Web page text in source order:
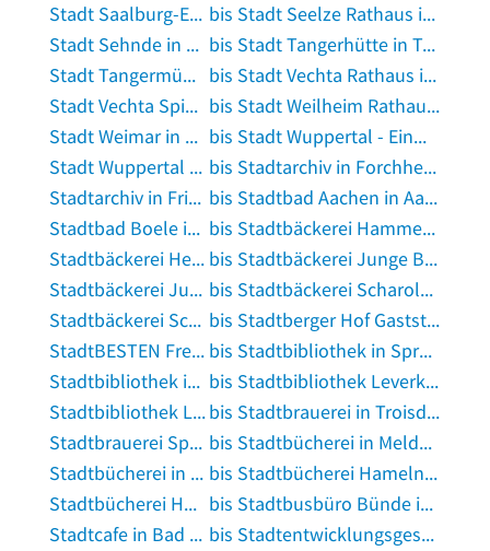
Stadt Saalburg-Ebersdorf Hauptamt in Saalburg-Ebersdorf
bis Stadt Seelze Rathaus in Seelze
Stadt Sehnde in Sehnde
bis Stadt Tangerhütte in Tangerhütte
Stadt Tangermünde - Freibad in Tangermünde
bis Stadt Vechta Rathaus in Vechta
Stadt Vechta Spieker Langförden in Vechta
bis Stadt Weilheim Rathaus in Weilheim in Oberbayern
Stadt Weimar in Weimar, Thüringen
bis Stadt Wuppertal - Einwohnermeldeamt in Wuppertal
Stadt Wuppertal Ausländerbehörde in Wuppertal
bis Stadtarchiv in Forchheim, Oberfranken
Stadtarchiv in Friedberg, Bayern
bis Stadtbad Aachen in Aachen
Stadtbad Boele in Hagen, Westfalen
bis Stadtbäckerei Hammer Straße in Düsseldorf
Stadtbäckerei Heiner Tamke GmbH Bäckerei in Visselhövede
bis Stadtbäckerei Junge Bäckerei in Schwerin, Mecklenburg
Stadtbäckerei Junge Bäckerei in Sereetz
bis Stadtbäckerei Scharold OHG in Friedberg, Bayern
Stadtbäckerei Scharold OHG Bäckerei in Altomünster
bis Stadtberger Hof Gaststätte Restaurant in Stadtbergen
StadtBESTEN Freiburg in Freiburg im Breisgau
bis Stadtbibliothek in Sprockhövel
Stadtbibliothek in Stade, Niederelbe
bis Stadtbibliothek Leverkusen in Leverkusen
Stadtbibliothek Limbach-Oberfrohna in Limbach-Oberfrohna
bis Stadtbrauerei in Troisdorf
Stadtbrauerei Spalt in Spalt
bis Stadtbücherei in Meldorf
Stadtbücherei in Mellrichstadt
bis Stadtbücherei Hameln in Hameln
Stadtbücherei Hauptstelle in Celle
bis Stadtbusbüro Bünde in Bünde
Stadtcafe in Bad Kissingen
bis Stadtentwicklungsgesellschaft in Würselen